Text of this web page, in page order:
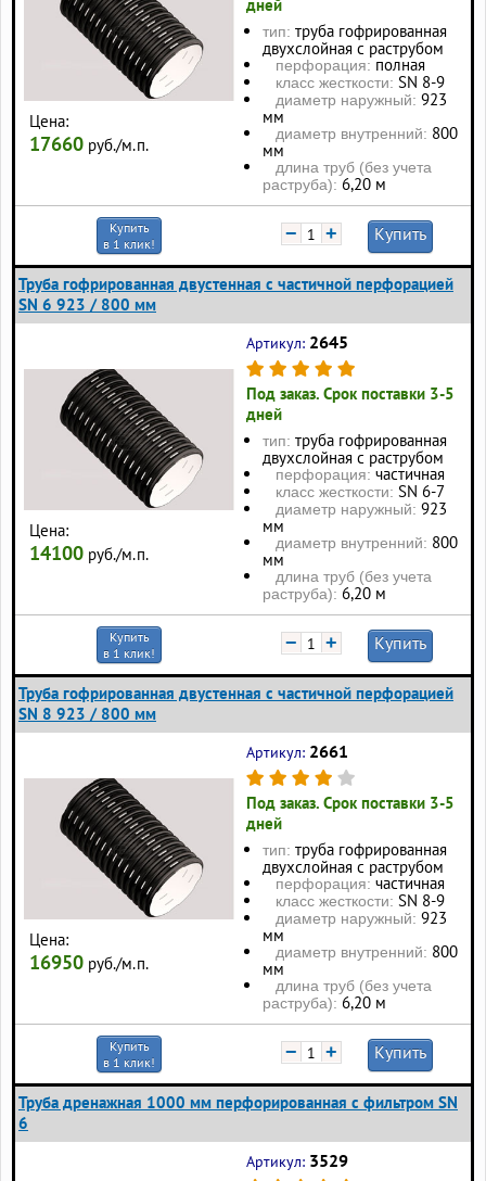
Цена:
17660 руб./м.п.
дней
тип: труба гофрированная
двухслойная с раструбом
перфорация: полная
класс жесткости: SN 8-9
диаметр наружный: 923
мм
диаметр внутренний: 800
мм
длина труб (без учета
раструба): 6,20 м
Купить
в 1 клик!
− + Купить
Труба гофрированная двустенная с частичной перфорацией
SN 6 923 / 800 мм
Цена:
14100 руб./м.п.
Артикул: 2645
Под заказ. Срок поставки 3-5
дней
тип: труба гофрированная
двухслойная с раструбом
перфорация: частичная
класс жесткости: SN 6-7
диаметр наружный: 923
мм
диаметр внутренний: 800
мм
длина труб (без учета
раструба): 6,20 м
Купить
в 1 клик!
− + Купить
Труба гофрированная двустенная с частичной перфорацией
SN 8 923 / 800 мм
Цена:
16950 руб./м.п.
Артикул: 2661
Под заказ. Срок поставки 3-5
дней
тип: труба гофрированная
двухслойная с раструбом
перфорация: частичная
класс жесткости: SN 8-9
диаметр наружный: 923
мм
диаметр внутренний: 800
мм
длина труб (без учета
раструба): 6,20 м
Купить
в 1 клик!
− + Купить
Труба дренажная 1000 мм перфорированная с фильтром SN
6
Артикул: 3529